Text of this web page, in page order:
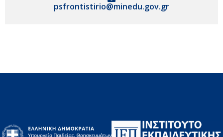
psfrontistirio@minedu.gov.gr